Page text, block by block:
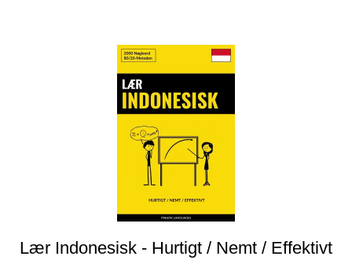
Lær Indonesisk - Hurtigt / Nemt / Effektivt